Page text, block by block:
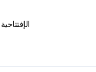
الإفتتاحية